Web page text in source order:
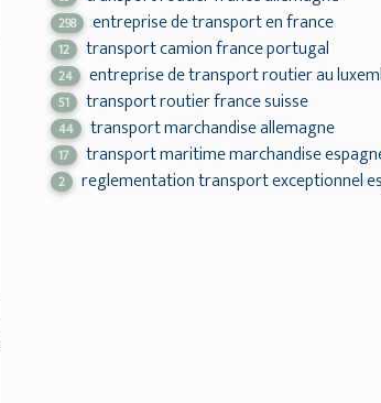
298 entreprise de transport en france
12 transport camion france portugal
24 entreprise de transport routier au
51 transport routier france suisse
44 transport marchandise allemagne
17 transport maritime marchandise
2 reglementation transport exceptionnel